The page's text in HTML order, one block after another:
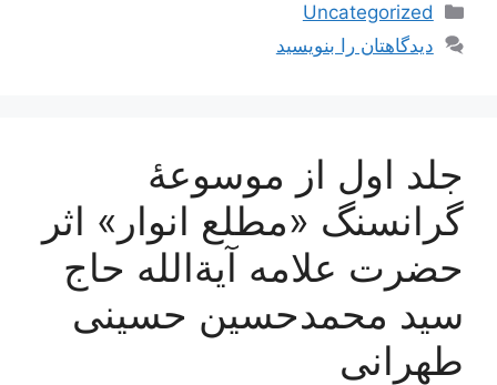
دسته‌ها
Uncategorized
دیدگاهتان را بنویسید
جلد اول از موسوعۀ
گرانسنگ «مطلع انوار» اثر
حضرت علامه آیة‌الله حاج
سید محمدحسین حسینی
طهرانی